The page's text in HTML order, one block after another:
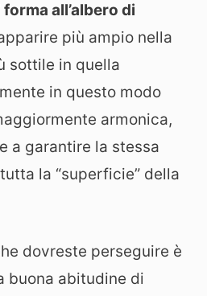
all’albero di
più ampio nella
sottile in quella
in questo modo
armonica,
a garantire la stessa
la “superficie” della
dovreste perseguire è
buona abitudine di